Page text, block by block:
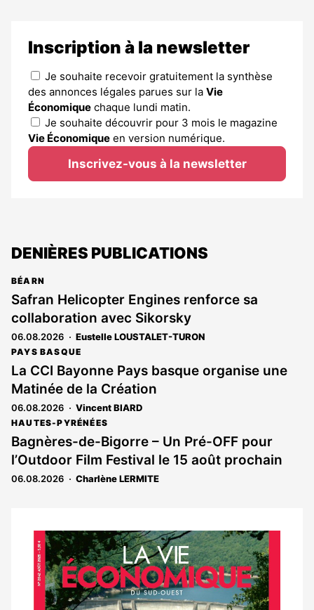
Inscription à la newsletter
Je souhaite recevoir gratuitement la synthèse
des annonces légales parues sur la Vie
Économique chaque lundi matin.
Je souhaite découvrir pour 3 mois le magazine
Vie Économique en version numérique.
Inscrivez-vous à la newsletter
DENIÈRES PUBLICATIONS
BÉARN
Safran Helicopter Engines renforce sa
collaboration avec Sikorsky
06.08.2026 Eustelle LOUSTALET-TURON
PAYS BASQUE
La CCI Bayonne Pays basque organise une
Matinée de la Création
06.08.2026 Vincent BIARD
HAUTES-PYRÉNÉES
Bagnères-de-Bigorre – Un Pré-OFF pour
l’Outdoor Film Festival le 15 août prochain
06.08.2026 Charlène LERMITE
Notre
dernier
magazine